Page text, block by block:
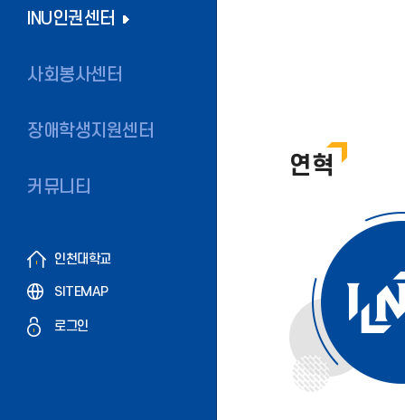
인천대학교
SITEMAP
로그인
INU인권센터
사회봉사센터
장애학생지원센터
커뮤니티
연혁